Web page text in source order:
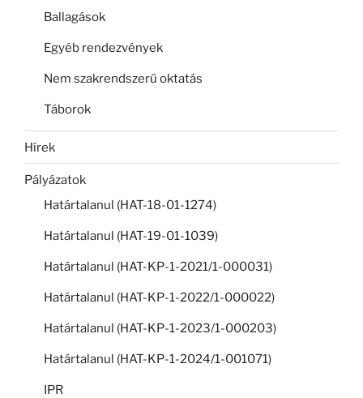
Ballagások
Egyéb rendezvények
Nem szakrendszerű oktatás
Táborok
Hírek
Pályázatok
Határtalanul (HAT-18-01-1274)
Határtalanul (HAT-19-01-1039)
Határtalanul (HAT-KP-1-2021/1-000031)
Határtalanul (HAT-KP-1-2022/1-000022)
Határtalanul (HAT-KP-1-2023/1-000203)
Határtalanul (HAT-KP-1-2024/1-001071)
IPR